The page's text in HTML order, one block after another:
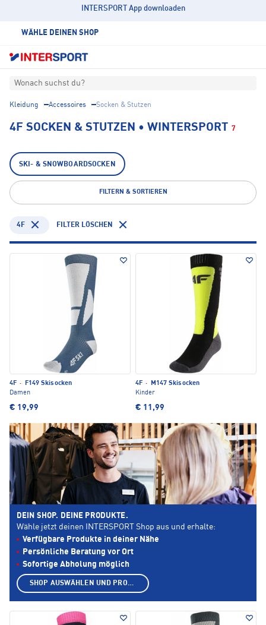
INTERSPORT App downloaden
WÄHLE DEINEN SHOP
Wonach suchst du?
Kleidung Accessoires Socken & Stutzen
4F SOCKEN & STUTZEN • WINTERSPORT 7
SKI- & SNOWBOARDSOCKEN
FILTERN & SORTIEREN
4F FILTER LÖSCHEN
4F ·
F149 Skisocken
Damen
€ 19,99
4F ·
M147 Skisocken
Kinder
€ 11,99
DEIN SHOP. DEINE PRODUKTE.
Wähle jetzt deinen INTERSPORT Shop aus und erhalte:
Verfügbare Produkte in deiner Nähe
Persönliche Beratung vor Ort
Sofortige Abholung möglich
SHOP AUSWÄHLEN UND PRODUKTE ANZEIGEN